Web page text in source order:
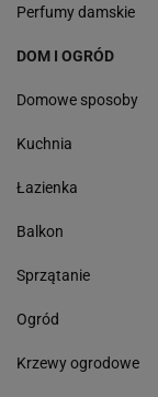
Perfumy damskie
DOM I OGRÓD
Domowe sposoby
Kuchnia
Łazienka
Balkon
Sprzątanie
Ogród
Krzewy ogrodowe